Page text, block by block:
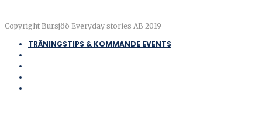
Copyright Bursjöö Everyday stories AB 2019
TRÄNINGSTIPS & KOMMANDE EVENTS